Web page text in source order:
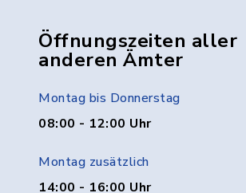
Öffnungszeiten aller
anderen Ämter
Montag bis Donnerstag
08:00 - 12:00 Uhr
Montag zusätzlich
14:00 - 16:00 Uhr